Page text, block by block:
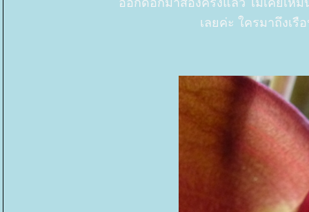
ออกดอกมาสองครั้งแล้ว ไม่เคยเห
เลยค่ะ ใครมาถึงเ